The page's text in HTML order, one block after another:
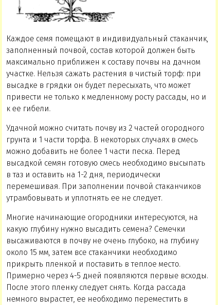
Каждое семя помещают в индивидуальный стаканчик,
заполненный почвой, состав которой должен быть
максимально приближен к составу почвы на дачном
участке. Нельзя сажать растения в чистый торф: при
высадке в грядки он будет пересыхать, что может
привести не только к медленному росту рассады, но и
к ее гибели.
Удачной можно считать почву из 2 частей огородного
грунта и 1 части торфа. В некоторых случаях в смесь
можно добавить не более 1 части песка. Перед
высадкой семян готовую смесь необходимо высыпать
в таз и оставить на 1-2 дня, периодически
перемешивая. При заполнении почвой стаканчиков
утрамбовывать и уплотнять ее не следует.
Многие начинающие огородники интересуются, на
какую глубину нужно высадить семена? Семечки
высаживаются в почву не очень глубоко, на глубину
около 15 мм, затем все стаканчики необходимо
прикрыть пленкой и поставить в теплое место.
Примерно через 4-5 дней появляются первые всходы.
После этого пленку следует снять. Когда рассада
немного вырастет, ее необходимо переместить в